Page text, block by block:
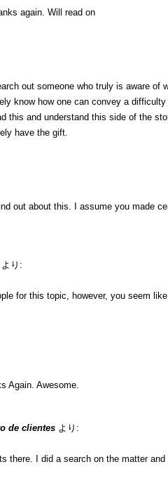
again. Will read on
out someone who truly is aware of
know how one can convey a
this and understand this side of the
have the gift.
out about this. I assume you made
より:
for this topic, however, you seem
Again. Awesome.
de clientes より:
there. I did a search on the matter